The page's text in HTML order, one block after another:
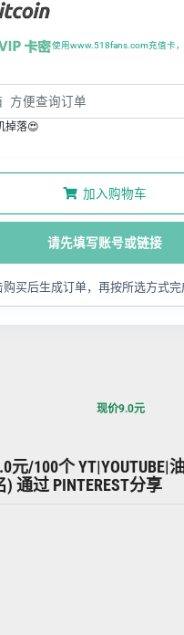
使用www.518fans.com充值卡，
掉落😍
加入购物车
请先填写账号或链接
购买后生成订单，再按所选方式完
现价9.0元
元/100个 YT|YOUTUBE|
) 通过 PINTEREST分享